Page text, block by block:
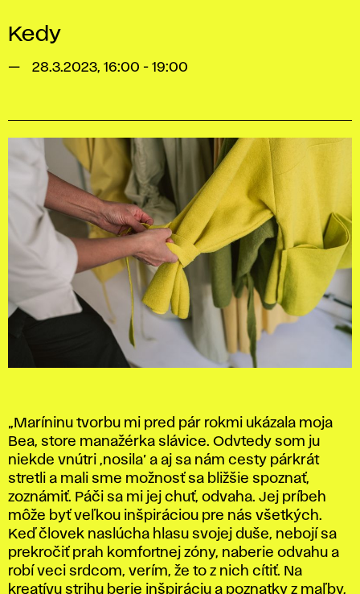
Kedy
28.3.2023, 16:00 - 19:00
„Maríninu tvorbu mi pred pár rokmi ukázala moja
Bea, store manažérka slávice. Odvtedy som ju
niekde vnútri ,nosila’ a aj sa nám cesty párkrát
stretli a mali sme možnosť sa bližšie spoznať,
zoznámiť. Páči sa mi jej chuť, odvaha. Jej príbeh
môže byť veľkou inšpiráciou pre nás všetkých.
Keď človek naslúcha hlasu svojej duše, nebojí sa
prekročiť prah komfortnej zóny, naberie odvahu a
robí veci srdcom, verím, že to z nich cítiť. Na
kreatívu strihu berie inšpiráciu a poznatky z maľby,